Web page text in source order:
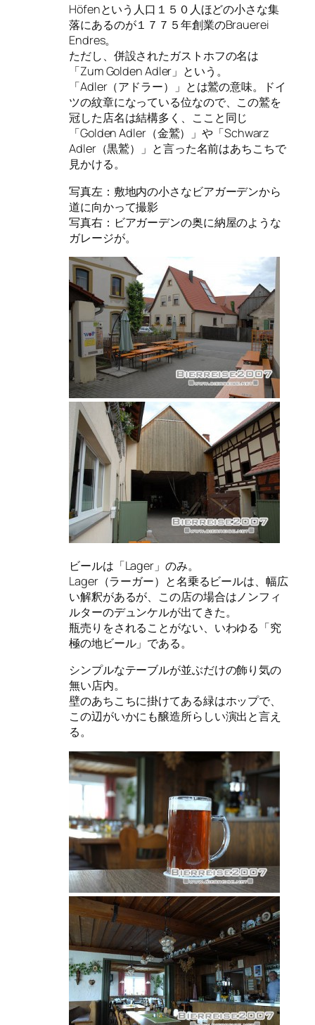
Höfenという人口１５０人ほどの小さな集
落にあるのが１７７５年創業のBrauerei
Endres。
ただし、併設されたガストホフの名は
「Zum Golden Adler」という。
「Adler（アドラー）」とは鷲の意味。ドイ
ツの紋章になっている位なので、この鷲を
冠した店名は結構多く、ここと同じ
「Golden Adler（金鷲）」や「Schwarz
Adler（黒鷲）」と言った名前はあちこちで
見かける。
写真左：敷地内の小さなビアガーデンから
道に向かって撮影
写真右：ビアガーデンの奥に納屋のような
ガレージが。
ビールは「Lager」のみ。
Lager（ラーガー）と名乗るビールは、幅広
い解釈があるが、この店の場合はノンフィ
ルターのデュンケルが出てきた。
瓶売りをされることがない、いわゆる「究
極の地ビール」である。
シンプルなテーブルが並ぶだけの飾り気の
無い店内。
壁のあちこちに掛けてある緑はホップで、
この辺がいかにも醸造所らしい演出と言え
る。